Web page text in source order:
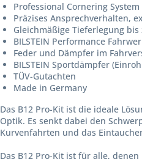
Professional Cornering System
Präzises Ansprechverhalten,
Gleichmäßige Tieferlegung
BILSTEIN Performance
Feder und Dämpfer im
BILSTEIN Sportdämpfer
TÜV-Gutachten
Made in Germany
Das B12 Pro-Kit ist die ideale
Optik. Es senkt dabei den
Kurvenfahrten und das
Das B12 Pro-Kit ist für alle,